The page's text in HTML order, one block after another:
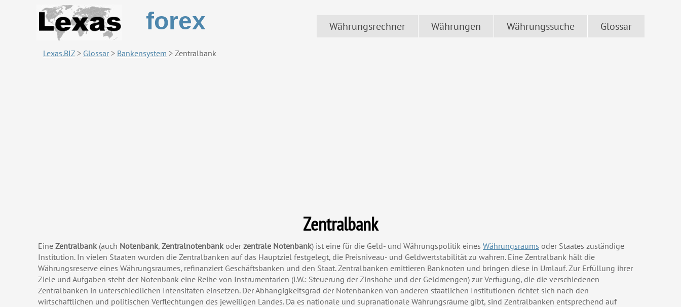
forex Währungsrechner Währungen Währungssuche Glossar
Lexas.BIZ > Glossar> Bankensystem > Zentralbank
Zentralbank
Eine Zentralbank(auch Notenbank, Zentralnotenbank oder zentrale Notenbank) ist eine für die Geld- und Währungspolitik eines Währungsraums oder Staates zuständige
Institution. In vielen Staaten wurden die Zentralbanken auf das Hauptziel festgelegt, die Preisniveau- und Geldwertstabilität zu wahren. Eine Zentralbank hält die
Währungsreserve eines Währungsraumes, refinanziert Geschäftsbanken und den Staat. Zentralbanken emittieren Banknoten und bringen diese in Umlauf. Zur Erfüllung ihrer
Ziele und Aufgaben steht der Notenbank eine Reihe von Instrumentarien (i.W.: Steuerung der Zinshöhe und der Geldmengen) zur Verfügung, die die verschiedenen
Zentralbanken in unterschiedlichen Intensitäten einsetzen. Der Abhängigkeitsgrad der Notenbanken von anderen staatlichen Institutionen richtet sich nach den
wirtschaftlichen und politischen Verflechtungen des jeweiligen Landes. Da es nationale und supranationale Währungsräume gibt, sind Zentralbanken entsprechend auf